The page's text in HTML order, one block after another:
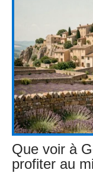
Que voir à
profiter au